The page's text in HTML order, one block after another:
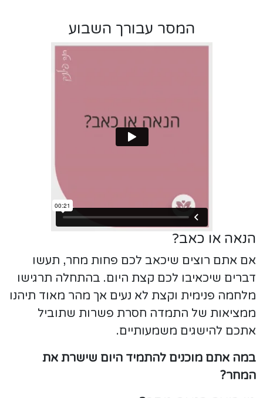
המסר עבורך השבוע
הנאה או כאב?
אם אתם רוצים שיכאב לכם פחות מחר, תעשו
דברים שיכאיבו לכם קצת היום. בהתחלה תרגישו
מלחמה פנימית וקצת לא נעים אך מהר מאוד תיהנו
ממציאות של התמדה חסרת פשרות שתוביל
אתכם להישגים משמעותיים.
במה אתם מוכנים להתמיד היום שישרת את
המחר?